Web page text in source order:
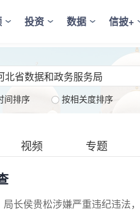
投资 数据 信披+
间排序 按相关度排序
视频 专题
局长侯贵松涉嫌严重违纪违法